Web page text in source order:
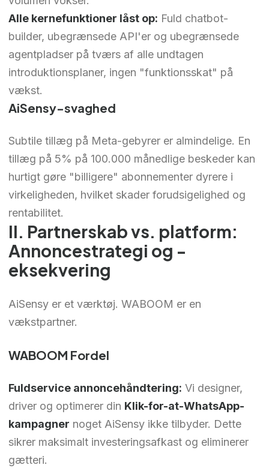
Alle kernefunktioner låst op: Fuld chatbot-
builder, ubegrænsede API'er og ubegrænsede
agentpladser på tværs af alle undtagen
introduktionsplaner, ingen "funktionsskat" på
vækst.
AiSensy-svaghed
Subtile tillæg på Meta-gebyrer er almindelige. En
tillæg på 5% på 100.000 månedlige beskeder kan
hurtigt gøre "billigere" abonnementer dyrere i
virkeligheden, hvilket skader forudsigelighed og
rentabilitet.
II. Partnerskab vs. platform:
Annoncestrategi og -
eksekvering
AiSensy er et værktøj. WABOOM er en
vækstpartner.
WABOOM Fordel
Fuldservice annoncehåndtering: Vi designer,
driver og optimerer din Klik-for-at-WhatsApp-
kampagner noget AiSensy ikke tilbyder. Dette
sikrer maksimalt investeringsafkast og eliminerer
gætteri.